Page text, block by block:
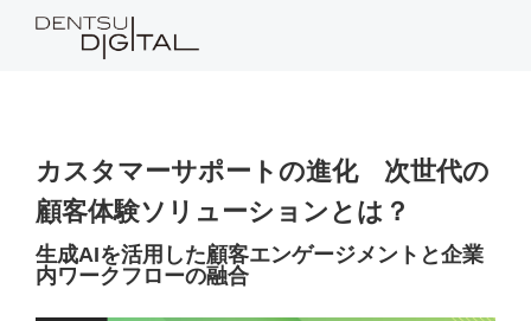
カスタマーサポートの進化 次世代の
顧客体験ソリューションとは？
生成AIを活用した顧客エンゲージメントと企業
内ワークフローの融合